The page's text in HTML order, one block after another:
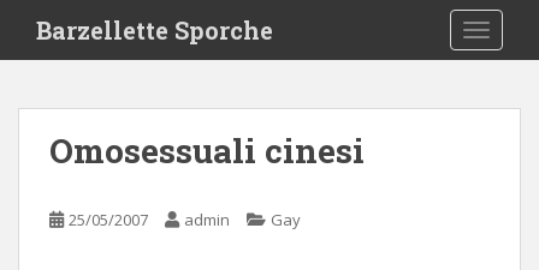
i
Barzellette Sporche
Omosessuali cinesi
25/05/2007 admin Gay